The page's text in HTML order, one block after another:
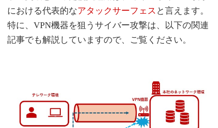
における代表的なアタックサーフェス と言えます。
特に、VPN機器を狙うサイバー攻撃は、以下の関連
記事でも解説していますので、ご覧ください。